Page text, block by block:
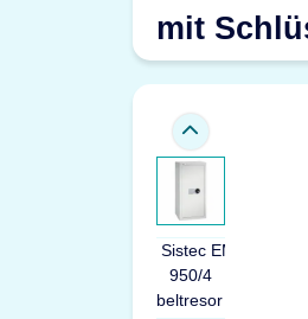
mit